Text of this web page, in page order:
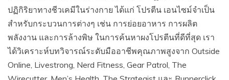
ปฏิกิริยาทางชีวเคมีในร่างกาย ได้แก่ โปรตีน เอนไซม์จำเป็น
สำหรับกระบวนการต่างๆ เช่น การย่อยอาหาร การผลิต
พลังงาน และการล้างพิษ ในการค้นหาผงโปรตีนที่ดีที่สุด เรา
ได้วิเคราะห์บทวิจารณ์ระดับมืออาชีพคุณภาพสูงจาก Outside
Online, Livestrong, Nerd Fitness, Gear Patrol, The